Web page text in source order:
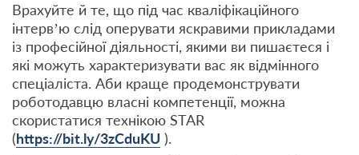
Врахуйте й те, що під час кваліфікаційного
інтерв’ю слід оперувати яскравими прикладами
із професійної діяльності, якими ви пишаєтеся і
які можуть характеризувати вас як відмінного
спеціаліста. Аби краще продемонструвати
роботодавцю власні компетенції, можна
скористатися технікою STAR
(https://bit.ly/3zCduKU ).